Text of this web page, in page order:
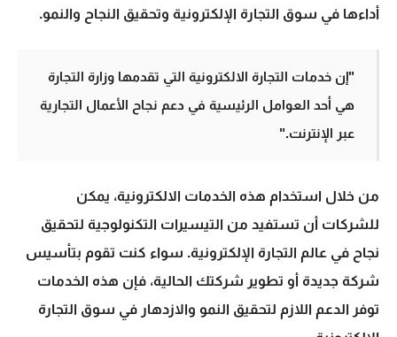
أداءها في سوق التجارة الإلكترونية وتحقيق النجاح والنمو.
"إن خدمات التجارة الالكترونية التي تقدمها وزارة التجارة
هي أحد العوامل الرئيسية في دعم نجاح الأعمال التجارية
عبر الإنترنت."
من خلال استخدام هذه الخدمات الالكترونية، يمكن
للشركات أن تستفيد من التيسيرات التكنولوجية لتحقيق
نجاح في عالم التجارة الإلكترونية. سواء كنت تقوم بتأسيس
شركة جديدة أو تطوير شركتك الحالية، فإن هذه الخدمات
توفر الدعم اللازم لتحقيق النمو والازدهار في سوق التجارة